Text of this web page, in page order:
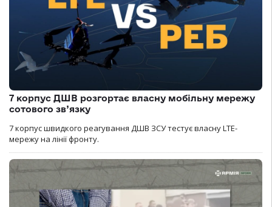
7 корпус ДШВ розгортає власну мобільну мережу
сотового зв’язку
7 корпус швидкого реагування ДШВ ЗСУ тестує власну LTE-
мережу на лінії фронту.